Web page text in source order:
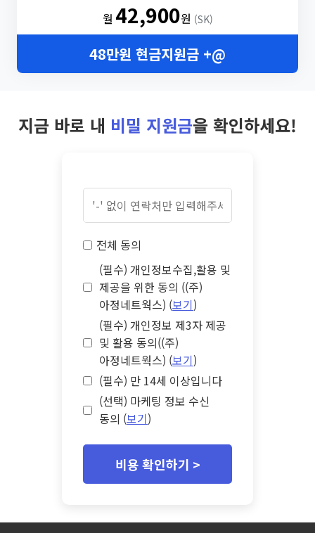
월 42,900원 (SK)
48만원 현금지원금 +@
지금 바로 내 비밀 지원금을 확인하세요!
전체 동의
(필수) 개인정보수집,활용 및
제공을 위한 동의 ((주)
아정네트웍스) (보기)
(필수) 개인정보 제3자 제공
및 활용 동의((주)
아정네트웍스) (보기)
(필수) 만 14세 이상입니다
(선택) 마케팅 정보 수신
동의 (보기)
비용 확인하기 >